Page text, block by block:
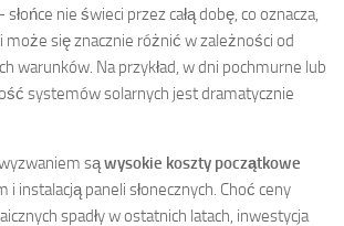
nie świeci przez całą dobę, co oznacza,
może się znacznie różnić w zależności od
warunków. Na przykład, w dni pochmurne lub
systemów solarnych jest dramatycznie
sąwysokie koszty początkowe
i instalacją paneli słonecznych. Choć ceny
spadły w ostatnich latach, inwestycja